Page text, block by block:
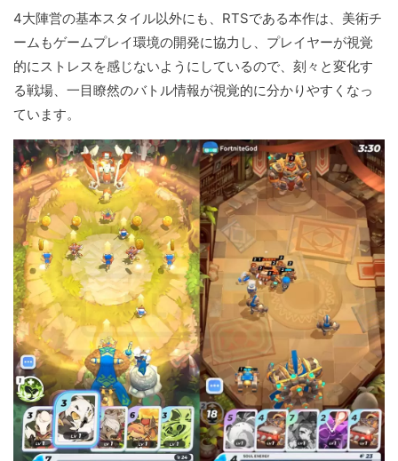
4大陣営の基本スタイル以外にも、RTSである本作は、美術チ
ームもゲームプレイ環境の開発に協力し、プレイヤーが視覚
的にストレスを感じないようにしているので、刻々と変化す
る戦場、一目瞭然のバトル情報が視覚的に分かりやすくなっ
ています。